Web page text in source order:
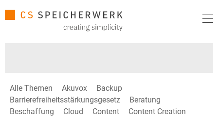
Alle Themen Akuvox
Backup
Barrierefreiheitsstärkungsgesetz
Beratung
Beschaffung
Cloud Content
Content Creation